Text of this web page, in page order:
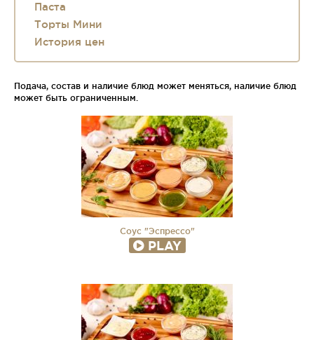
Паста
Торты Мини
История цен
Подача, состав и наличие блюд может меняться, наличие блюд
может быть ограниченным.
Соус "Эспрессо"
PLAY